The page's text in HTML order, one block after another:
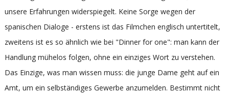
unsere Erfahrungen widerspiegelt. Keine Sorge wegen der
spanischen Dialoge - erstens ist das Filmchen englisch untertitelt,
zweitens ist es so ähnlich wie bei "Dinner for one": man kann der
Handlung mühelos folgen, ohne ein einziges Wort zu verstehen.
Das Einzige, was man wissen muss: die junge Dame geht auf ein
Amt, um ein selbständiges Gewerbe anzumelden. Bestimmt nicht